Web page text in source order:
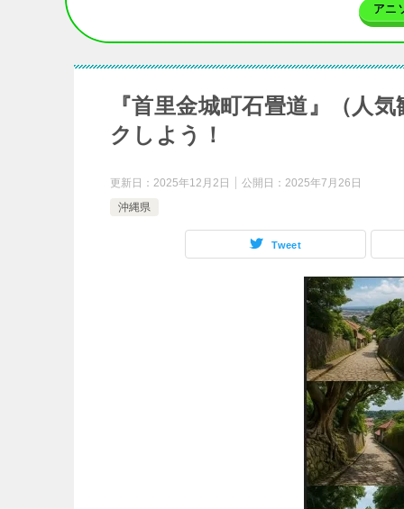
アニ
『首里金城町石畳道』（人
クしよう！
更新日： 2025年12月2日 公開日： 2025年7月26日
沖縄県
Tweet